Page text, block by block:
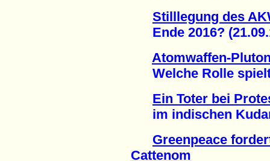
Stilllegung des
Ende 2016?
Atomwaffen-
Welche Rolle
Ein Toter bei
im indischen
Greenpeace
Cattenom